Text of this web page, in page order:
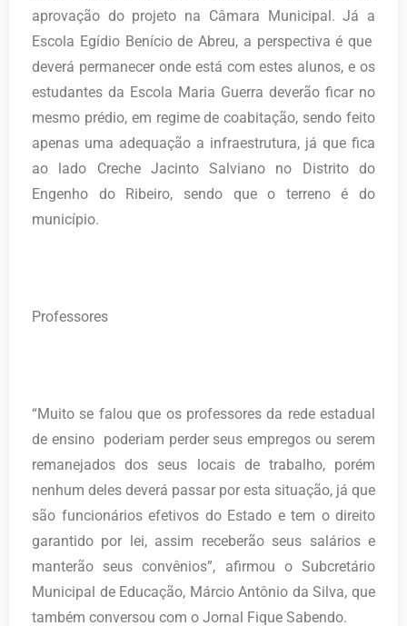
aprovação do projeto na Câmara Municipal. Já a
Escola Egídio Benício de Abreu, a perspectiva é que
deverá permanecer onde está com estes alunos, e os
estudantes da Escola Maria Guerra deverão ficar no
mesmo prédio, em regime de coabitação, sendo feito
apenas uma adequação a infraestrutura, já que fica
ao lado Creche Jacinto Salviano no Distrito do
Engenho do Ribeiro, sendo que o terreno é do
município.
Professores
“Muito se falou que os professores da rede estadual
de ensino poderiam perder seus empregos ou serem
remanejados dos seus locais de trabalho, porém
nenhum deles deverá passar por esta situação, já que
são funcionários efetivos do Estado e tem o direito
garantido por lei, assim receberão seus salários e
manterão seus convênios”, afirmou o Subcretário
Municipal de Educação, Márcio Antônio da Silva, que
também conversou com o Jornal Fique Sabendo.